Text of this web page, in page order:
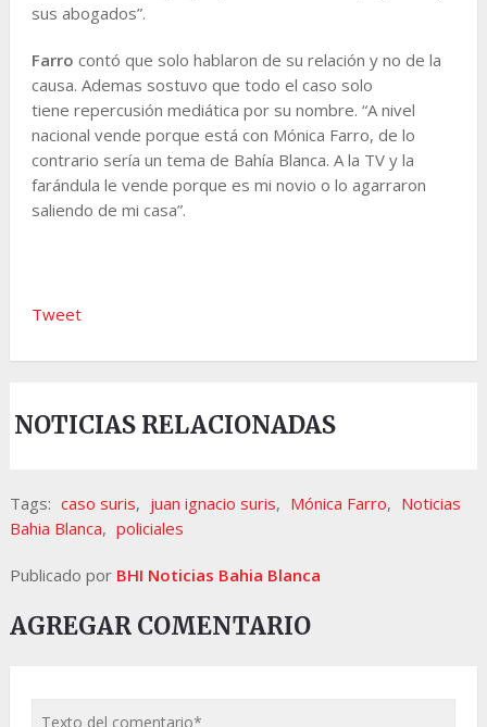
sus abogados”.
Farro contó que solo hablaron de su relación y no de la
causa. Ademas sostuvo que todo el caso solo
tiene repercusión mediática por su nombre. “A nivel
nacional vende porque está con Mónica Farro, de lo
contrario sería un tema de Bahía Blanca. A la TV y la
farándula le vende porque es mi novio o lo agarraron
saliendo de mi casa”.
Tweet
NOTICIAS RELACIONADAS
Tags: caso suris, juan ignacio suris, Mónica Farro, Noticias
Bahia Blanca, policiales
Publicado por BHI Noticias Bahia Blanca
AGREGAR COMENTARIO